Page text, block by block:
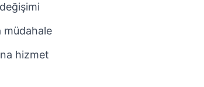
müdahale
hizmet